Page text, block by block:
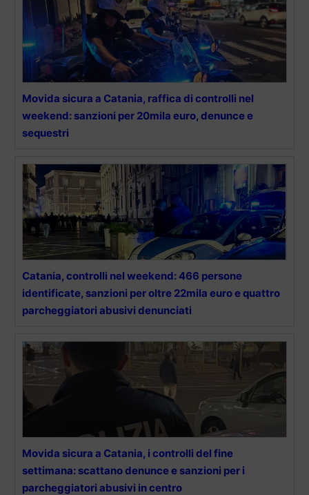
Movida sicura a Catania, raffica di controlli nel
weekend: sanzioni per 20mila euro, denunce e
sequestri
Catania, controlli nel weekend: 466 persone
identificate, sanzioni per oltre 22mila euro e quattro
parcheggiatori abusivi denunciati
Movida sicura a Catania, i controlli del fine
settimana: scattano denunce e sanzioni per i
parcheggiatori abusivi in centro